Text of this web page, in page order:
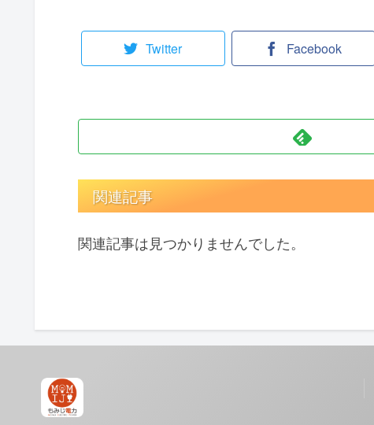
Twitter Facebook
関連記事
関連記事は見つかりませんでした。